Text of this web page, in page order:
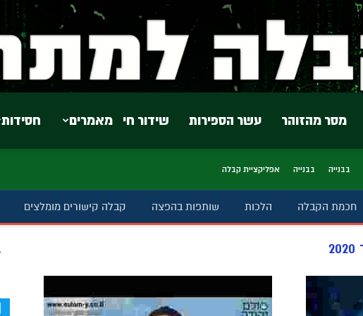
חסידות מאמרים שידור חי עשר הספירות מסר מהזוהר
בבנייה בבנייה אפליקציית קבלה
חכמת הקבלה הלכות שותפות בהפצה קבלה קישורים מומלצים